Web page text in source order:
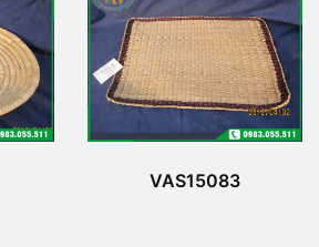
VAS15083